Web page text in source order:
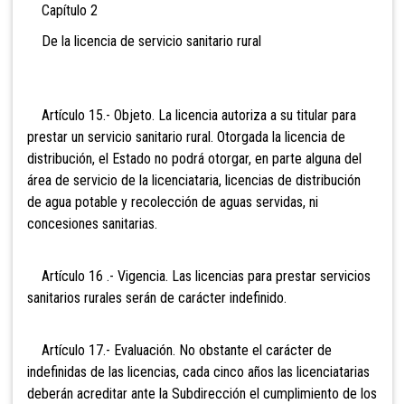
Capítulo 2
De la licencia de servicio sanitario rural
Artículo 15.- Objeto. La licencia autoriza a su titular para
prestar un servicio sanitario rural. Otorgada la licencia de
distribución, el Estado no podrá otorgar, en parte alguna del
área de servicio de la licenciataria, licencias de distribución
de agua potable y recolección de aguas servidas, ni
concesiones sanitarias.
Artículo 16 .- Vigencia. Las licencias para prestar servicios
sanitarios rurales serán de carácter indefinido.
Artículo 17.- Evaluación. No obstante el carácter de
indefinidas de las licencias, cada cinco años las licenciatarias
deberán acreditar ante la Subdirección el cumplimiento de los